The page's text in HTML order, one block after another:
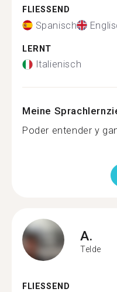
FLIESSEND
Spanisch
LERNT
Italienisch
Meine
Poder entender y
A.
Telde
FLIESSEND